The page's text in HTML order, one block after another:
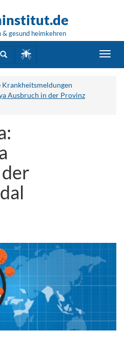
institut.de
& gesund heimkehren
Ausbruch in der Provinz